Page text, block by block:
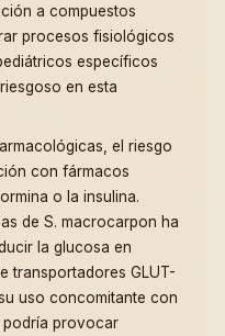
a compuestos
procesos fisiológicos
específicos
en esta
el riesgo
con fármacos
o la insulina.
de S. macrocarpon ha
la glucosa en
transportadores GLUT-
uso concomitante con
podría provocar